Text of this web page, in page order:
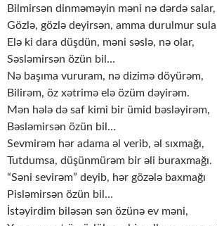
Bilmirsən dinməməyin məni nə dərdə salar,
Gözlə, gözlə deyirsən, amma durulmur
Elə ki dara düşdün, məni səslə, nə olar,
Səsləmirsən özün bil…
Nə başıma vururam, nə dizimə döyürəm,
Bilirəm, öz xətrimə elə özüm dəyirəm.
Mən hələ də saf kimi bir ümid bəsləyirəm,
Bəsləmirsən özün bil…
Sevmirəm hər adama əl verib, əl sıxmağı,
Tutdumsa, düşünmürəm bir əli buraxmağı.
“Səni sevirəm” deyib, hər gözələ baxmağı
Pisləmirsən özün bil…
İstəyirdim biləsən sən özünə ev məni,